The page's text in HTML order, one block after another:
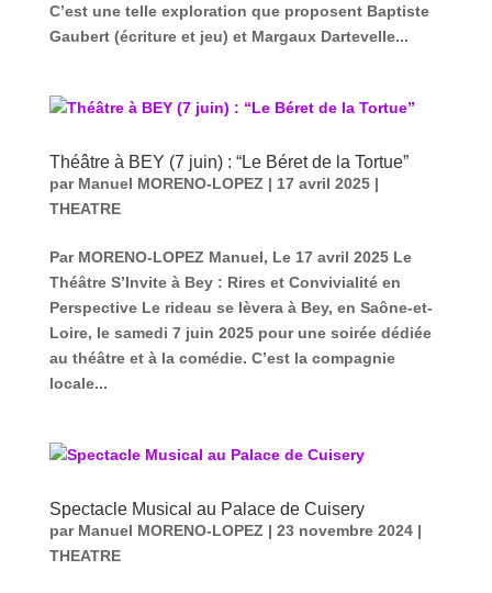
C’est une telle exploration que proposent Baptiste
Gaubert (écriture et jeu) et Margaux Dartevelle...
Théâtre à BEY (7 juin) : “Le Béret de la Tortue”
par Manuel MORENO-LOPEZ | 17 avril 2025|
THEATRE
Par MORENO-LOPEZ Manuel, Le 17 avril 2025 Le
Théâtre S’Invite à Bey : Rires et Convivialité en
Perspective Le rideau se lèvera à Bey, en Saône-et-
Loire, le samedi 7 juin 2025 pour une soirée dédiée
au théâtre et à la comédie. C’est la compagnie
locale...
Spectacle Musical au Palace de Cuisery
par Manuel MORENO-LOPEZ | 23 novembre 2024|
THEATRE